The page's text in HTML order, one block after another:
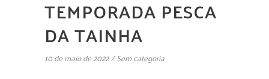
TEMPORADA PESCA
DA TAINHA
10 de maio de 2022 Sem categoria